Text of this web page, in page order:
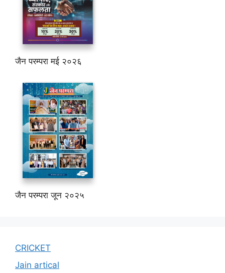
जैन परम्परा मई २०२६
जैन परम्परा जून २०२५
CRICKET
Jain artical